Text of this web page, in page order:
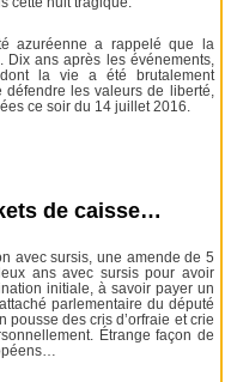
azuréenne a rappelé que la
Dix ans après les événements,
la vie a été brutalement
défendre les valeurs de liberté,
ce soir du 14 juillet 2016.
de caisse…
avec sursis, une amende de 5
ans avec sursis pour avoir
initiale, à savoir payer un
parlementaire du député
pousse des cris d’orfraie et crie
Étrange façon de